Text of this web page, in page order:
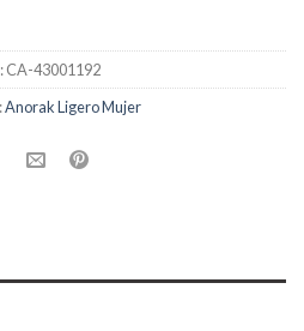
CA-43001192
Anorak Ligero Mujer